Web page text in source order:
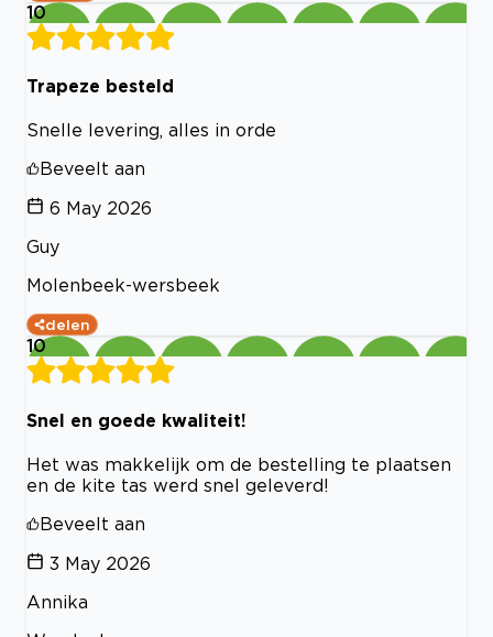
10
Trapeze besteld
Snelle levering, alles in orde
Beveelt aan
6 May 2026
Guy
Molenbeek-wersbeek
delen
10
Snel en goede kwaliteit!
Het was makkelijk om de bestelling te plaatsen
en de kite tas werd snel geleverd!
Beveelt aan
3 May 2026
Annika